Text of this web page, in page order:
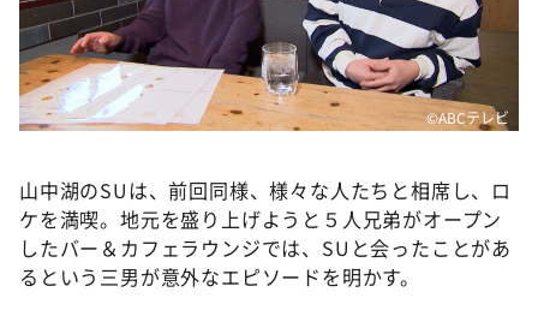
©ABCテレビ
山中湖のSUは、前回同様、様々な人たちと相席し、ロ
ケを満喫。地元を盛り上げようと５人兄弟がオープン
したバー＆カフェラウンジでは、SUと会ったことがあ
るという三男が意外なエピソードを明かす。